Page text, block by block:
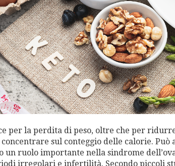
per la perdita di peso, oltre che per
concentrare sul conteggio delle calorie.
un ruolo importante nella sindrome
irregolari e infertilità. Secondo piccoli